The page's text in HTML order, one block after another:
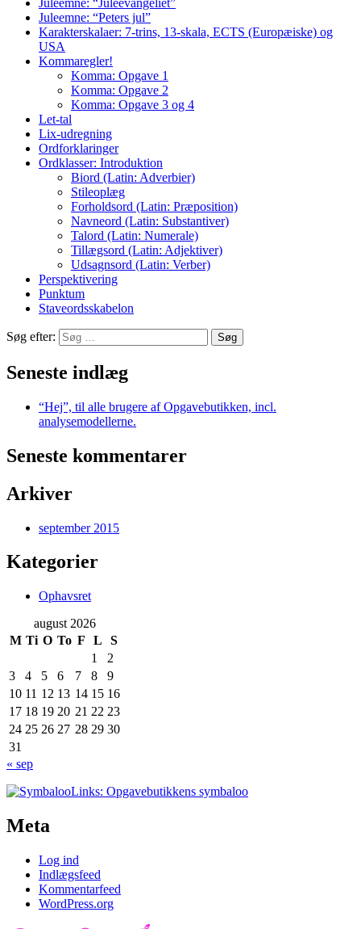
Juleemne: “Juleevangeliet”
Juleemne: “Peters jul”
Karakterskalaer: 7-trins, 13-skala, ECTS (Europæiske) og
USA
Kommaregler!
Komma: Opgave 1
Komma: Opgave 2
Komma: Opgave 3 og 4
Let-tal
Lix-udregning
Ordforklaringer
Ordklasser: Introduktion
Biord (Latin: Adverbier)
Stileoplæg
Forholdsord (Latin: Præposition)
Navneord (Latin: Substantiver)
Talord (Latin: Numerale)
Tillægsord (Latin: Adjektiver)
Udsagnsord (Latin: Verber)
Perspektivering
Punktum
Staveordsskabelon
Søg efter:
Seneste indlæg
“Hej”, til alle brugere af Opgavebutikken, incl.
analysemodellerne.
Seneste kommentarer
Arkiver
september 2015
Kategorier
Ophavsret
august 2026
M Ti O To F L
S
1
2
3
4 5 6 7 8
9
10 11 12 13 14 15 16
17 18 19 20 21 22 23
24 25 26 27 28 29 30
31
« sep
Links: Opgavebutikkens symbaloo
Meta
Log ind
Indlægsfeed
Kommentarfeed
WordPress.org